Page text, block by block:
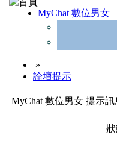
MyChat 數位男女
»
論壇提示
MyChat 數位男女 提示訊